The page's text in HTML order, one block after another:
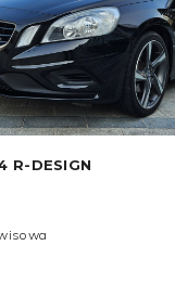
R-DESIGN